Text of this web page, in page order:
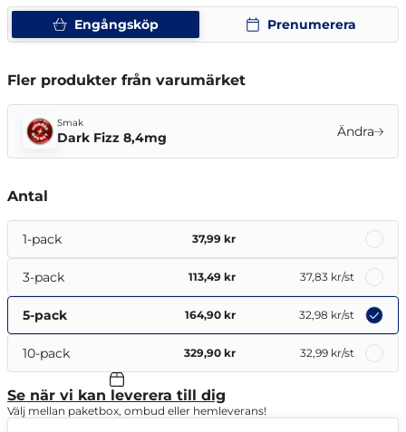
Engångsköp Prenumerera
Fler produkter från varumärket
Smak
Dark Fizz 8,4mg Ändra
Antal
1-pack 37,99 kr
3-pack 113,49 kr 37,83 kr/st
5-pack 164,90 kr 32,98 kr/st
10-pack 329,90 kr 32,99 kr/st
Se när vi kan leverera till dig
Välj mellan paketbox, ombud eller hemleverans!